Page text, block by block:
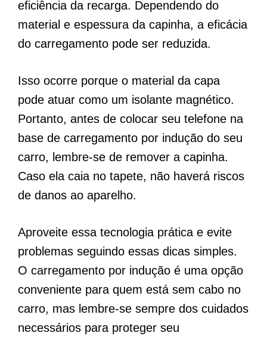
eficiência da recarga. Dependendo do
material e espessura da capinha, a eficácia
do carregamento pode ser reduzida.
Isso ocorre porque o material da capa
pode atuar como um isolante magnético.
Portanto, antes de colocar seu telefone na
base de carregamento por indução do seu
carro, lembre-se de remover a capinha.
Caso ela caia no tapete, não haverá riscos
de danos ao aparelho.
Aproveite essa tecnologia prática e evite
problemas seguindo essas dicas simples.
O carregamento por indução é uma opção
conveniente para quem está sem cabo no
carro, mas lembre-se sempre dos cuidados
necessários para proteger seu